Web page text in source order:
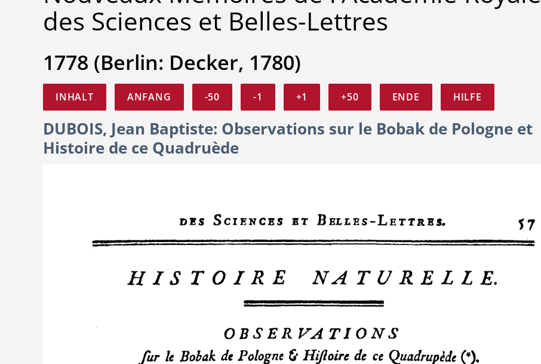
des Sciences et Belles-Lettres
1778 (Berlin: Decker, 1780)
INHALT ANFANG -50 -1 +1 +50 ENDE HILFE
DUBOIS, Jean Baptiste: Observations sur le Bobak de Pologne et
Histoire de ce Quadruède